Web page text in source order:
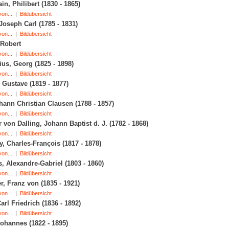
Philibert (1830 - 1865)
| Bildübersicht
Carl (1785 - 1831)
| Bildübersicht
| Bildübersicht
Georg (1825 - 1898)
| Bildübersicht
(1819 - 1877)
| Bildübersicht
Christian Clausen (1788 - 1857)
| Bildübersicht
von Dalling, Johann Baptist d. J. (1782 - 1868)
| Bildübersicht
Charles-François (1817 - 1878)
| Bildübersicht
Alexandre-Gabriel (1803 - 1860)
| Bildübersicht
Franz von (1835 - 1921)
| Bildübersicht
Friedrich (1836 - 1892)
| Bildübersicht
(1822 - 1895)